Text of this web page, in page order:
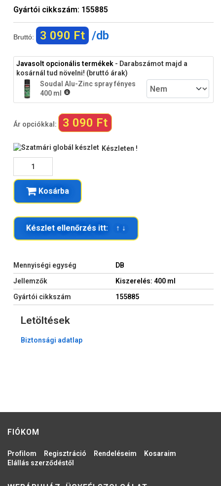
Gyártói cikkszám: 155885
Bruttó: 3 090 Ft /db
Javasolt opcionális termékek - Darabszámot majd a
kosárnál tud növelni! (bruttó árak)
Soudal Alu-Zinc spray fényes
400 ml
Ár opciókkal: 3 090 Ft
Készleten !
Kosárba
Készlet ellenőrzés itt: ↑ ↓
Mennyiségi egység
DB
Jellemzők
Kiszerelés: 400 ml
Gyártói cikkszám
155885
Letöltések
Biztonsági adatlap
FIÓKOM
Profilom Regisztráció Rendeléseim
Kosaraim
Elállás szerződéstől